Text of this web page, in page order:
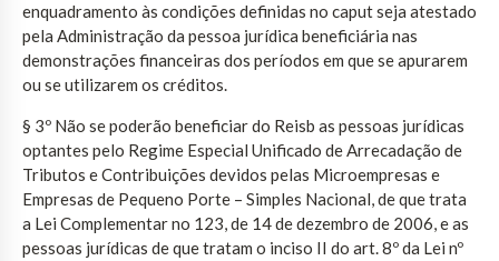
enquadramento às condições definidas no caput seja atestado
pela Administração da pessoa jurídica beneficiária nas
demonstrações financeiras dos períodos em que se apurarem
ou se utilizarem os créditos.
§ 3º Não se poderão beneficiar do Reisb as pessoas jurídicas
optantes pelo Regime Especial Unificado de Arrecadação de
Tributos e Contribuições devidos pelas Microempresas e
Empresas de Pequeno Porte – Simples Nacional, de que trata
a Lei Complementar no 123, de 14 de dezembro de 2006, e as
pessoas jurídicas de que tratam o inciso II do art. 8º da Lei nº